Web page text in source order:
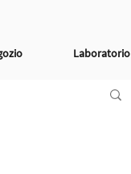
Laboratorio